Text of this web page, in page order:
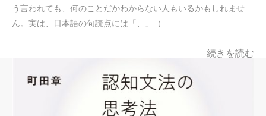
う言われても、何のことだかわからない人もいるかもしれませ
ん。実は、日本語の句読点には「、」（…
続きを読む